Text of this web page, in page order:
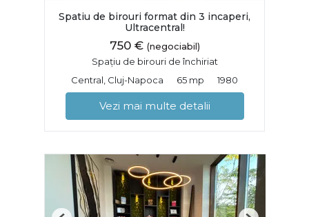
Spatiu de birouri format din 3 incaperi,
Ultracentral!
750 € (negociabil)
Spațiu de birouri de închiriat
Central, Cluj-Napoca
65 mp 1980
Vezi mai multe detalii